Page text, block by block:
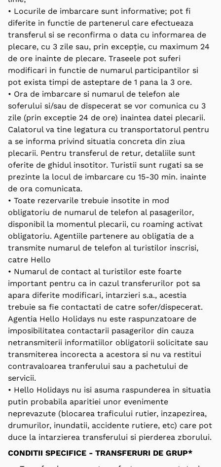
• Locurile de imbarcare sunt informative; pot fi
diferite in functie de partenerul care efectueaza
transferul si se reconfirma o data cu informarea de
plecare, cu 3 zile sau, prin excepție, cu maximum 24
de ore inainte de plecare. Traseele pot suferi
modificari in functie de numarul participantilor si
pot exista timpi de asteptare de 1 pana la 3 ore.
• Ora de imbarcare si numarul de telefon ale
soferului si/sau de dispecerat se vor comunica cu 3
zile (prin exceptie 24 de ore) inaintea datei plecarii.
Calatorul va tine legatura cu transportatorul pentru
a se informa privind situatia concreta din ziua
plecarii. Pentru transferul de retur, detaliile sunt
oferite de ghidul insotitor. Turistii sunt rugati sa se
prezinte la locul de imbarcare cu 15-30 min. inainte
de ora comunicata.
• Toate rezervarile trebuie insotite in mod
obligatoriu de numarul de telefon al pasagerilor,
disponibil la momentul plecarii, cu roaming activat
obligatoriu. Agentiile partenere au obligatia de a
transmite numarul de telefon al turistilor inscrisi,
catre Hello
• Numarul de contact al turistilor este foarte
important pentru ca in cazul transferurilor pot sa
apara diferite modificari, intarzieri s.a., acestia
trebuie sa fie contactati de catre sofer/dispecerat.
Agentia Hello Holidays nu este raspunzatoare de
imposibilitatea contactarii pasagerilor din cauza
netransmiterii informatiilor obligatorii solicitate sau
transmiterea incorecta a acestora si nu va restitui
contravaloarea tranferului sau a pachetului de
servicii.
• Hello Holidays nu isi asuma raspunderea in situatia
putin probabila aparitiei unor evenimente
neprevazute (blocarea traficului rutier, inzapezirea,
drumurilor, inundatii, accidente rutiere, etc) care pot
duce la intarzierea transferului si pierderea zborului.
CONDITII SPECIFICE - TRANSFERURI DE GRUP*